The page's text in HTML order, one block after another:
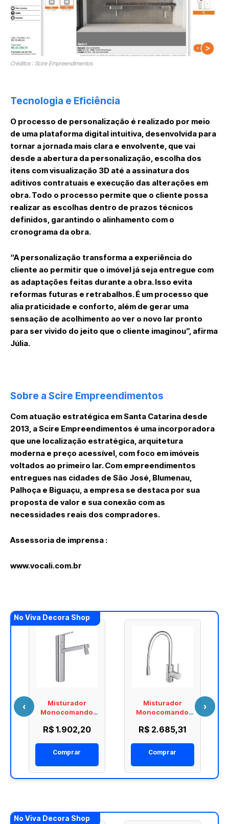
Créditos : Scire Empreendimentos
Tecnologia e Eficiência
O processo de personalização é realizado por meio
de uma plataforma digital intuitiva, desenvolvida para
tornar a jornada mais clara e envolvente, que vai
desde a abertura da personalização, escolha dos
itens com visualização 3D até a assinatura dos
aditivos contratuais e execução das alterações em
obra. Todo o processo permite que o cliente possa
realizar as escolhas dentro de prazos técnicos
definidos, garantindo o alinhamento com o
cronograma da obra.
“A personalização transforma a experiência do
cliente ao permitir que o imóvel já seja entregue com
as adaptações feitas durante a obra. Isso evita
reformas futuras e retrabalhos. É um processo que
alia praticidade e conforto, além de gerar uma
sensação de acolhimento ao ver o novo lar pronto
para ser vivido do jeito que o cliente imaginou”, afirma
Júlia.
Sobre a Scire Empreendimentos
Com atuação estratégica em Santa Catarina desde
2013, a Scire Empreendimentos é uma incorporadora
que une localização estratégica, arquitetura
moderna e preço acessível, com foco em imóveis
voltados ao primeiro lar. Com empreendimentos
entregues nas cidades de São José, Blumenau,
Palhoça e Biguaçu, a empresa se destaca por sua
proposta de valor e sua conexão com as
necessidades reais dos compradores.
Assessoria de imprensa :
www.vocali.com.br
No Viva Decora Shop
Misturador
Monocomando
Deca 2250.C
R$ 1.902,20
Comprar
Misturador
Monocomando
Motion Deca
R$ 2.685,31
Comprar
‹ ›
No Viva Decora Shop